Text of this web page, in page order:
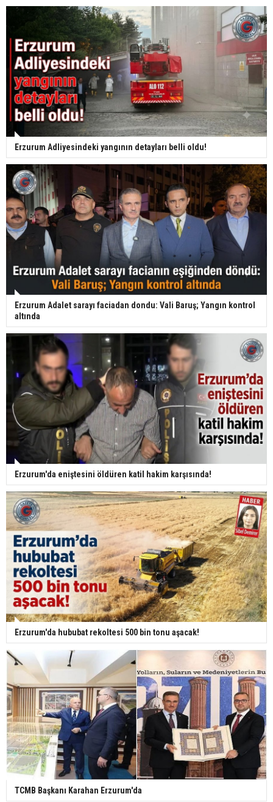
Erzurum Adliyesindeki yangının detayları belli oldu!
Erzurum Adalet sarayı faciadan dondu: Vali Baruş; Yangın kontrol
altında
Erzurum'da eniştesini öldüren katil hakim karşısında!
Erzurum'da hububat rekoltesi 500 bin tonu aşacak!
TCMB Başkanı Karahan Erzurum'da